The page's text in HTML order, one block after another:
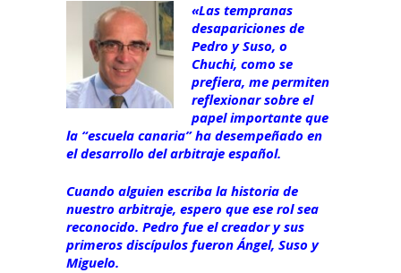
«Las tempranas
desapariciones de
Pedro y Suso, o
Chuchi, como se
prefiera, me permiten
reflexionar sobre el
papel importante que
la “escuela canaria” ha desempeñado en
el desarrollo del arbitraje español.
Cuando alguien escriba la historia de
nuestro arbitraje, espero que ese rol sea
reconocido. Pedro fue el creador y sus
primeros discípulos fueron Ángel, Suso y
Miguelo.